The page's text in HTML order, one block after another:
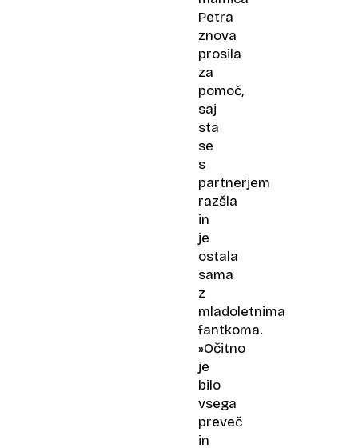
Petra
znova
prosila
za
pomoč,
saj
sta
se
s
partnerjem
razšla
in
je
ostala
sama
z
mladoletnima
fantkoma.
»Očitno
je
bilo
vsega
preveč
in